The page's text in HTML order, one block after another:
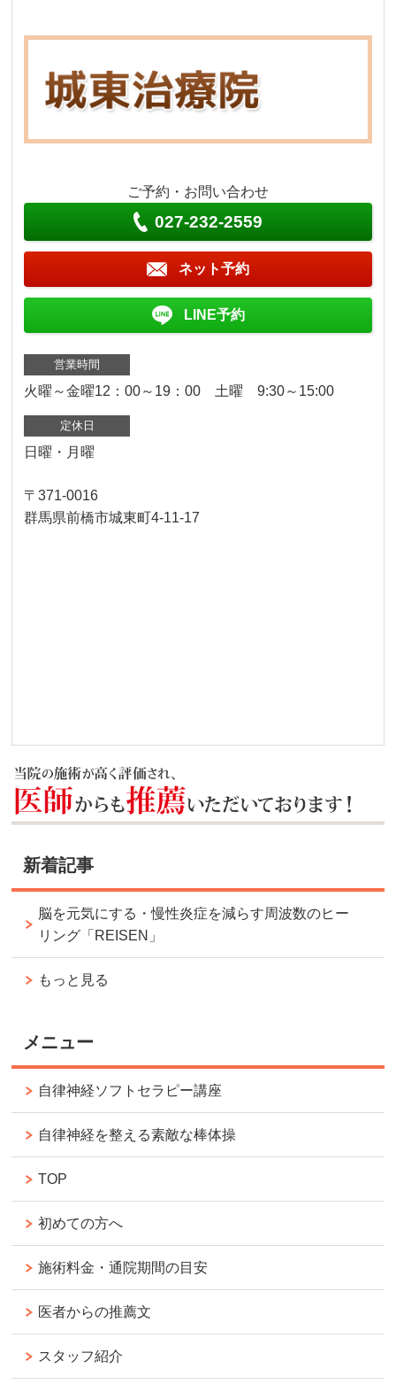
ご予約・お問い合わせ
027-232-2559
ネット予約
LINE予約
営業時間
火曜～金曜12：00～19：00 土曜 9:30～15:00
定休日
日曜・月曜
〒371-0016
群馬県前橋市城東町4-11-17
新着記事
脳を元気にする・慢性炎症を減らす周波数のヒー
リング「REISEN」
もっと見る
メニュー
自律神経ソフトセラピー講座
自律神経を整える素敵な棒体操
TOP
初めての方へ
施術料金・通院期間の目安
医者からの推薦文
スタッフ紹介